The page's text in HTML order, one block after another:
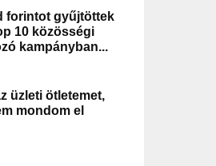
forintot gyűjtöttek
10 közösségi
kampányban...
üzleti ötletemet,
mondom el